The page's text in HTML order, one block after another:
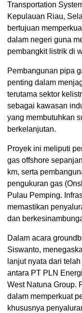
Transportation
Kepulauan Riau,
bertujuan
dalam negeri guna
pembangkit listrik di
Pembangunan pipa
penting dalam
terutama sektor
sebagai kawasan
yang membutuhkan
berkelanjutan.
Proyek ini meliputi
gas offshore
km, serta
pengukuran gas
Pulau Pemping.
memastikan
dan
Dalam acara
Siswanto,
lanjut nyata dari
antara PT PLN
West Natuna Group.
dalam memperkuat
khususnya